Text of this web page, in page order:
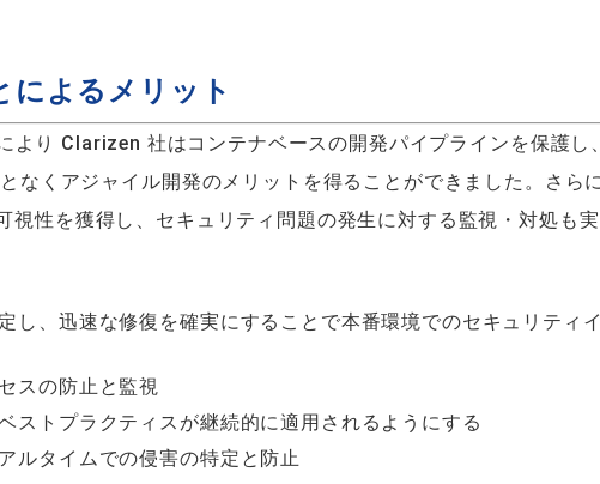
によるメリット
より Clarizen 社はコンテナベースの開発パイプラインを保護し
なくアジャイル開発のメリットを得ることができました。さらに
性を獲得し、セキュリティ問題の発生に対する監視・対処も実
し、迅速な修復を確実にすることで本番環境でのセキュリティ
スの防止と監視
ストプラクティスが継続的に適用されるようにする
ルタイムでの侵害の特定と防止